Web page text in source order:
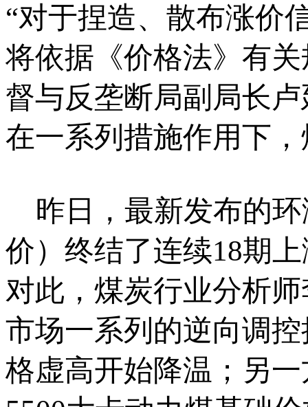
“对于捏造、散布涨价
将依据《价格法》有
督与反垄断局副局长
在一系列措施作用下
昨日，最新发布的环
价）终结了连续18期
对此，煤炭行业分析
市场一系列的逆向调
格虚高开始降温；另